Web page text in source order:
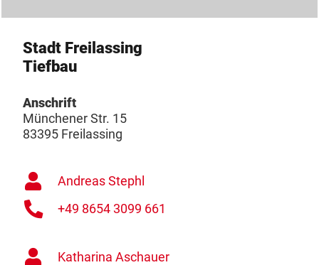
Stadt Freilassing
Tiefbau
Anschrift
Münchener Str. 15
83395 Freilassing
Andreas Stephl
+49 8654 3099 661
Katharina Aschauer